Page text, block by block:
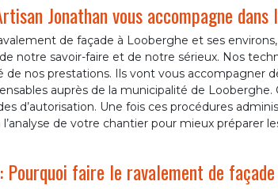
Jonathan vous accompagne
de façade à Looberghe et ses
notre savoir-faire et de notre sérieux. Nos
de nos prestations. Ils vont vous accompagner
auprès de la municipalité de
d’autorisation. Une fois ces procédures
de votre chantier pour mieux préparer
Pourquoi faire le ravalement de